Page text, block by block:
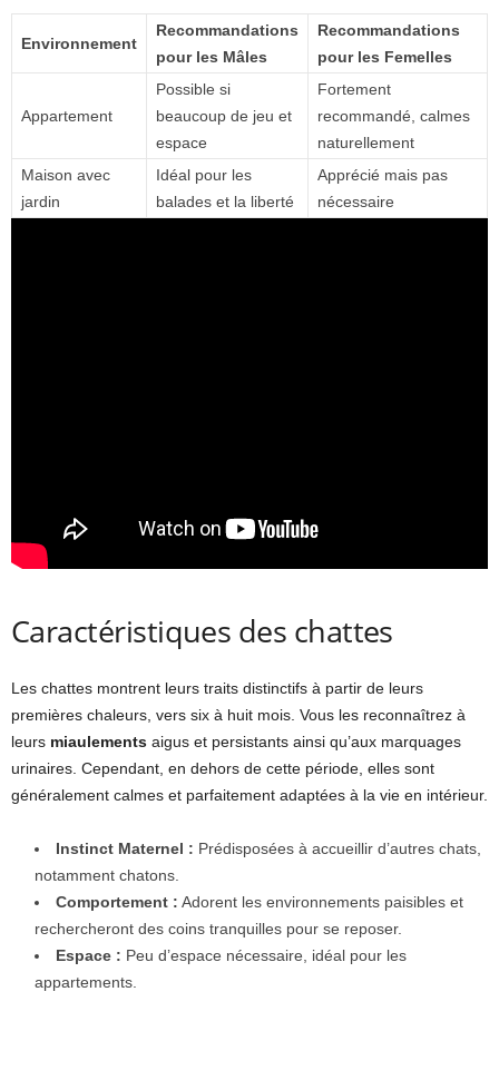
Environnement
Recommandations
pour les Mâles
Recommandations
pour les Femelles
Appartement
Possible si
beaucoup de jeu et
espace
Fortement
recommandé, calmes
naturellement
Maison avec
jardin
Idéal pour les
balades et la liberté
Apprécié mais pas
nécessaire
Caractéristiques des chattes
Les chattes montrent leurs traits distinctifs à partir de leurs
premières chaleurs, vers six à huit mois. Vous les reconnaîtrez à
leurs miaulements aigus et persistants ainsi qu’aux marquages
urinaires. Cependant, en dehors de cette période, elles sont
généralement calmes et parfaitement adaptées à la vie en intérieur.
Instinct Maternel : Prédisposées à accueillir d’autres chats,
notamment chatons.
Comportement : Adorent les environnements paisibles et
rechercheront des coins tranquilles pour se reposer.
Espace : Peu d’espace nécessaire, idéal pour les
appartements.